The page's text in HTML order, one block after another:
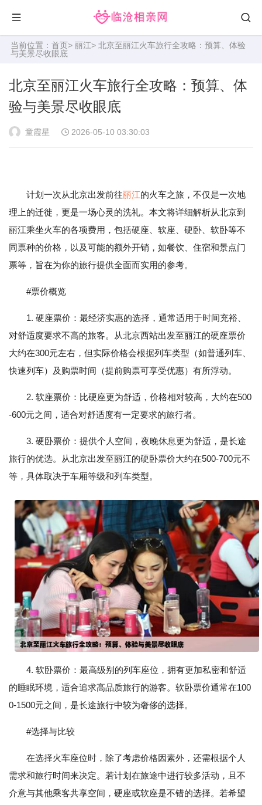
当前位置： 首页> 丽江> 北京至丽江火车旅行全攻略：预算、体验
与美景尽收眼底
北京至丽江火车旅行全攻略：预算、体
验与美景尽收眼底
童霞星 2026-05-10 03:30:03
计划一次从北京出发前往丽江的火车之旅，不仅是一次地
理上的迁徙，更是一场心灵的洗礼。本文将详细解析从北京到
丽江乘坐火车的各项费用，包括硬座、软座、硬卧、软卧等不
同票种的价格，以及可能的额外开销，如餐饮、住宿和景点门
票等，旨在为你的旅行提供全面而实用的参考。
#票价概览
1. 硬座票价：最经济实惠的选择，通常适用于时间充裕、
对舒适度要求不高的旅客。从北京西站出发至丽江的硬座票价
大约在300元左右，但实际价格会根据列车类型（如普通列车、
快速列车）及购票时间（提前购票可享受优惠）有所浮动。
2. 软座票价：比硬座更为舒适，价格相对较高，大约在500
-600元之间，适合对舒适度有一定要求的旅行者。
3. 硬卧票价：提供个人空间，夜晚休息更为舒适，是长途
旅行的优选。从北京出发至丽江的硬卧票价大约在500-700元不
等，具体取决于车厢等级和列车类型。
4. 软卧票价：最高级别的列车座位，拥有更加私密和舒适
的睡眠环境，适合追求高品质旅行的游客。软卧票价通常在100
0-1500元之间，是长途旅行中较为奢侈的选择。
#选择与比较
在选择火车座位时，除了考虑价格因素外，还需根据个人
需求和旅行时间来决定。若计划在旅途中进行较多活动，且不
介意与其他乘客共享空间，硬座或软座是不错的选择。若希望